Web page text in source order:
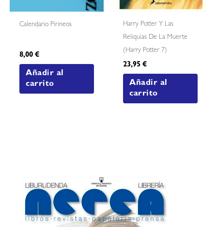
Calendario Pirineos
8,00€
Añadir al
carrito
Harry Potter Y Las
Reliquias De La Muerte
(harry Potter 7)
23,95€
Añadir al
carrito